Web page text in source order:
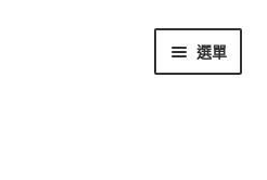
選單